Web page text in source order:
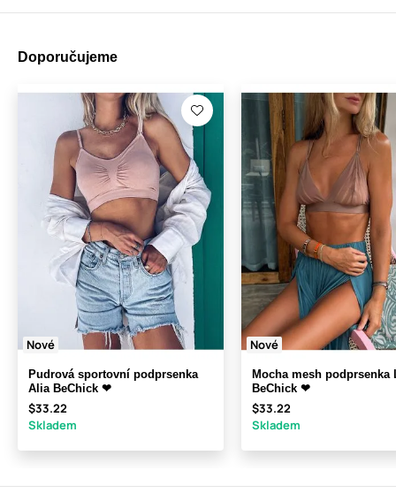
Doporučujeme
Nové
Pudrová sportovní podprsenka
Alia BeChick ❤
$33.22
Skladem
Nové
Mocha mesh podprsenka
BeChick ❤
$33.22
Skladem